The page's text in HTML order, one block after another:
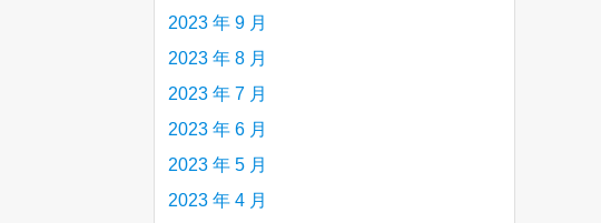
2023 年 9 月
2023 年 8 月
2023 年 7 月
2023 年 6 月
2023 年 5 月
2023 年 4 月